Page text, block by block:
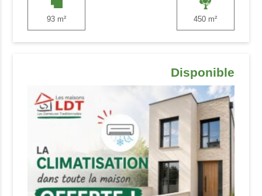
93 m² 450 m²
Disponible